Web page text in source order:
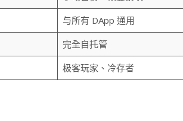
与所有 DApp 通用
完全自托管
极客玩家、冷存者